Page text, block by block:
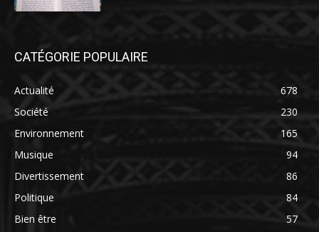
CATÉGORIE POPULAIRE
Actualité
678
Société
230
Environnement
165
Musique
94
Divertissement
86
Politique
84
Bien être
57